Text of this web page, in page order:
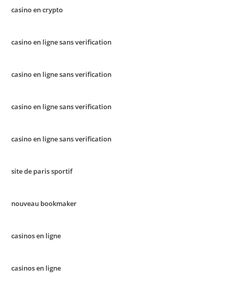
casino en crypto
casino en ligne sans verification
casino en ligne sans verification
casino en ligne sans verification
casino en ligne sans verification
site de paris sportif
nouveau bookmaker
casinos en ligne
casinos en ligne